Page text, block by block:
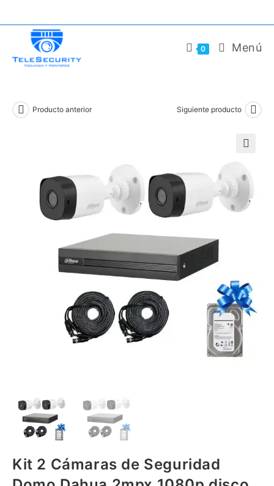
contenido
0 Menú
Producto anterior Siguiente producto
Kit 2 Cámaras de Seguridad